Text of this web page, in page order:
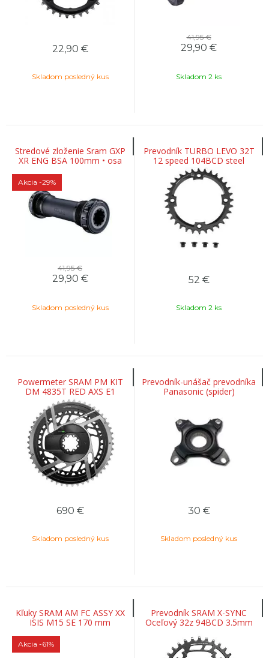
22,90 €
Skladom posledný kus
41,95 €
29,90 €
Skladom 2 ks
Stredové zloženie Sram GXP
XR ENG BSA 100mm • osa
Akcia -29%
41,95 €
29,90 €
Skladom posledný kus
Prevodník TURBO LEVO 32T
12 speed 104BCD steel
52 €
Skladom 2 ks
Powermeter SRAM PM KIT
DM 4835T RED AXS E1
BLK/SLV
690 €
Skladom posledný kus
Prevodník-unášač prevodníka
Panasonic (spider)
30 €
Skladom posledný kus
Kľuky SRAM AM FC ASSY XX
ISIS M15 SE 170 mm
Akcia -61%
Prevodník SRAM X-SYNC
Oceľový 32z 94BCD 3.5mm
čierne 11-rýchl.